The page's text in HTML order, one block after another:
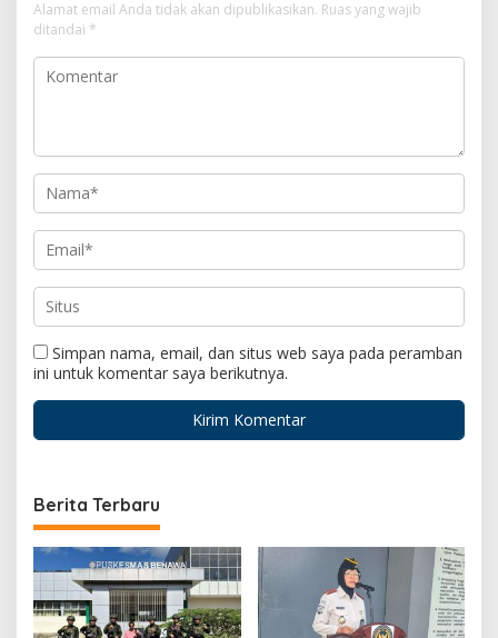
Alamat email Anda tidak akan dipublikasikan. Ruas yang wajib
ditandai *
Simpan nama, email, dan situs web saya pada peramban
ini untuk komentar saya berikutnya.
Berita Terbaru